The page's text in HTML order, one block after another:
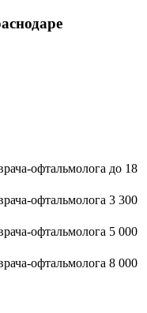
офтальмолога до 18
офтальмолога 3 300
офтальмолога 5 000
офтальмолога 8 000